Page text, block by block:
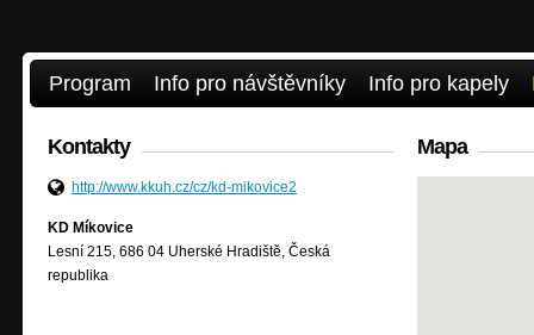
Program Info pro návštěvníky Info pro kapely
Kontakty
http://www.kkuh.cz/cz/kd-mikovice2
KD Míkovice
Lesní 215, 686 04 Uherské Hradiště, Česká
republika
Mapa